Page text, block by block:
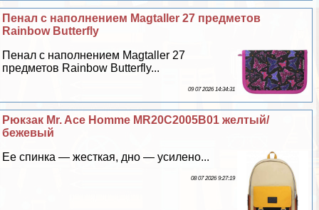
Пенал с наполнением Magtaller 27 предметов
Rainbow Butterfly
Пенал с наполнением Magtaller 27
предметов Rainbow Butterfly...
09 07 2026 14:34:31
Рюкзак Mr. Ace Homme MR20C2005B01 желтый/
бежевый
Ее спинка — жесткая, дно — усилено...
08 07 2026 9:27:19